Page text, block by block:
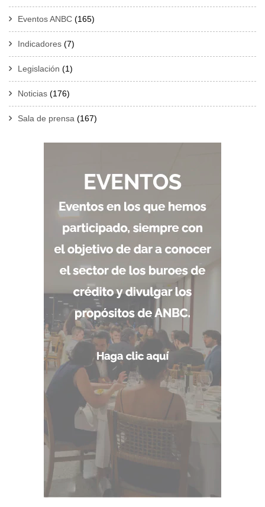
Eventos ANBC (165)
Indicadores (7)
Legislación (1)
Noticias (176)
Sala de prensa (167)